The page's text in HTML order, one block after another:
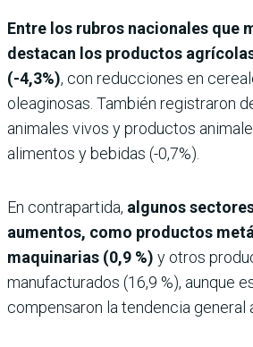
Entre los rubros nacionales que
destacan los productos
(-4,3%), con reducciones en
oleaginosas. También registraron
animales vivos y productos
alimentos y bebidas (-0,7%).
En contrapartida, algunos
aumentos, como productos
maquinarias (0,9 %) y otros
manufacturados (16,9 %), aunque
compensaron la tendencia general